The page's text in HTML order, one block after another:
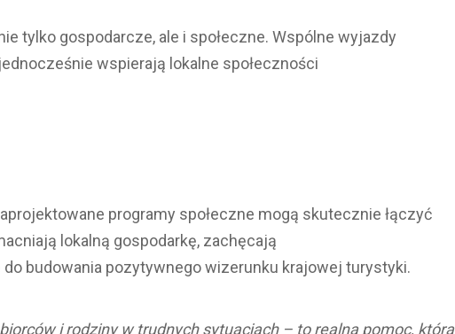
tylko gospodarcze, ale i społeczne. Wspólne wyjazdy
wspierają lokalne społeczności
programy społeczne mogą skutecznie łączyć
lokalną gospodarkę, zachęcają
budowania pozytywnego wizerunku krajowej turystyki.
i rodziny w trudnych sytuacjach – to realna pomoc, która